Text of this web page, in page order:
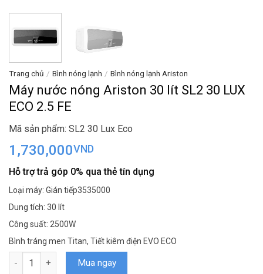
Trang chủ / Bình nóng lạnh / Bình nóng lạnh Ariston
Máy nước nóng Ariston 30 lít SL2 30 LUX
ECO 2.5 FE
Mã sản phẩm: SL2 30 Lux Eco
1,730,000VND
Hỗ trợ trả góp 0% qua thẻ tín dụng
Loại máy: Gián tiếp3535000
Dung tích: 30 lít
Công suất: 2500W
Bình tráng men Titan, Tiết kiêm điện EVO ECO
Máy nước nóng Ariston 30 lít SL2 30 LUX ECO 2.5 FE số lượng
Mua ngay